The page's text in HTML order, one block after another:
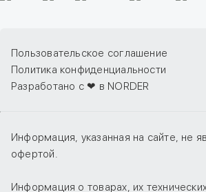
Пользовательское соглашение
Политика конфиденциальности
Разработано с ❤ в NORDER
Информация, указанная на сайте, не
офертой.
Информация о товарах, их